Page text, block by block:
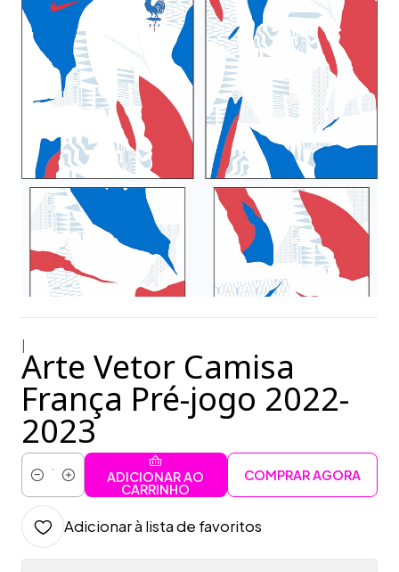
Arte Vetor Camisa
França Pré-jogo 2022-
2023
Quantidade
ADICIONAR AO
CARRINHO
COMPRAR AGORA
Adicionar à lista de favoritos